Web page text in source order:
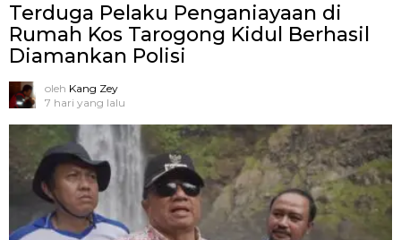
Terduga Pelaku Penganiayaan di
Rumah Kos Tarogong Kidul Berhasil
Diamankan Polisi
oleh Kang Zey
7 hari yang lalu